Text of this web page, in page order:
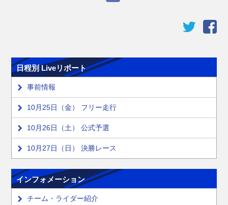
日程別 Liveリポート
事前情報
10月25日（金） フリー走行
10月26日（土） 公式予選
10月27日（日） 決勝レース
インフォメーション
チーム・ライダー紹介